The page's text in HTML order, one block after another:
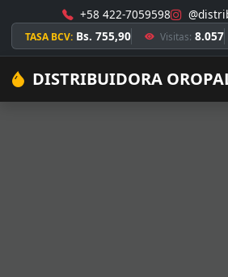
+58 422-7059598
TASA BCV: Bs. 755,90 Visitas: 8.057
DISTRIBUIDORA